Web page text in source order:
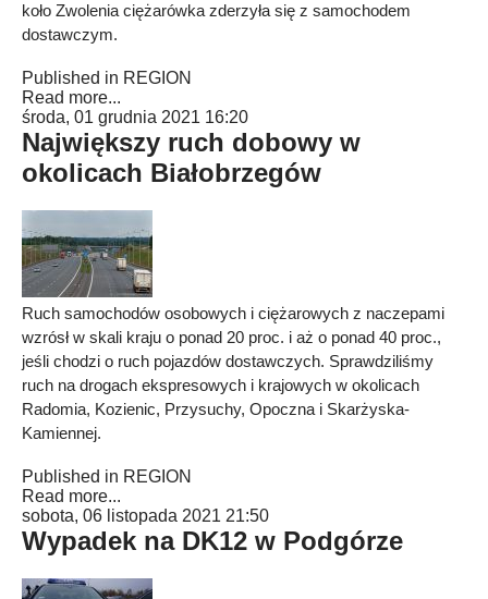
koło Zwolenia ciężarówka zderzyła się z samochodem
dostawczym.
Published in REGION
Read more...
środa, 01 grudnia 2021 16:20
Największy ruch dobowy w
okolicach Białobrzegów
Ruch samochodów osobowych i ciężarowych z naczepami
wzrósł w skali kraju o ponad 20 proc. i aż o ponad 40 proc.,
jeśli chodzi o ruch pojazdów dostawczych. Sprawdziliśmy
ruch na drogach ekspresowych i krajowych w okolicach
Radomia, Kozienic, Przysuchy, Opoczna i Skarżyska-
Kamiennej.
Published in REGION
Read more...
sobota, 06 listopada 2021 21:50
Wypadek na DK12 w Podgórze